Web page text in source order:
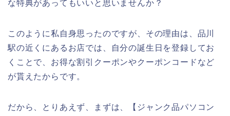
な特典があってもいいと思いませんか？
このように私自身思ったのですが、その理由は、品川
駅の近くにあるお店では、自分の誕生日を登録してお
くことで、お得な割引クーポンやクーポンコードなど
が貰えたからです。
だから、とりあえず、まずは、【ジャンク品パソコン